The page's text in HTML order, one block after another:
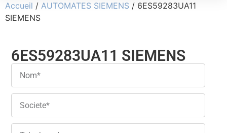
Accueil / AUTOMATES SIEMENS / 6ES59283UA11
SIEMENS
6ES59283UA11 SIEMENS